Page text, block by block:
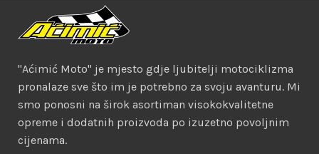
"Aćimić Moto" je mjesto gdje ljubitelji motociklizma
pronalaze sve što im je potrebno za svoju avanturu. Mi
smo ponosni na širok asortiman visokokvalitetne
opreme i dodatnih proizvoda po izuzetno povoljnim
cijenama.